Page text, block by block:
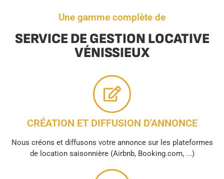
Une gamme complète de
SERVICE DE GESTION LOCATIVE
VÉNISSIEUX
CRÉATION ET DIFFUSION D'ANNONCE
Nous créons et diffusons votre annonce sur les plateformes
de location saisonnière (Airbnb, Booking.com, ...)